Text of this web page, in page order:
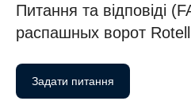
Питання та відповіді
распашных ворот
Задати питання